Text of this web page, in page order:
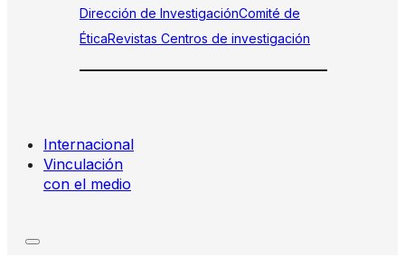
Dirección de InvestigaciónComité de
ÉticaRevistas Centros de investigación
Internacional
Vinculación
con el medio